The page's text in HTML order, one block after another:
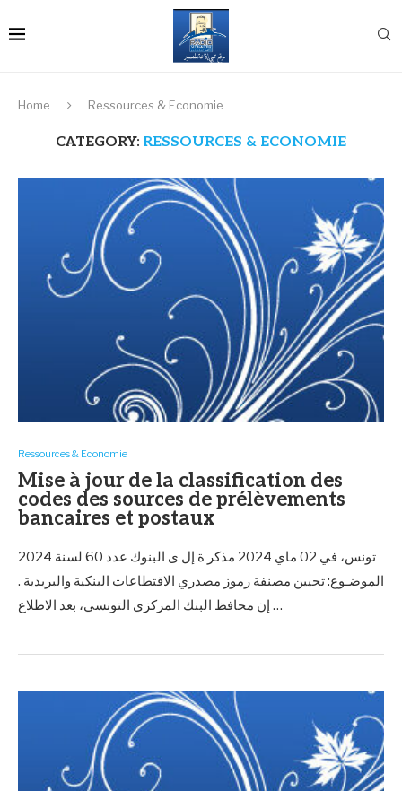
Home Ressources & Economie
CATEGORY: RESSOURCES & ECONOMIE
Ressources & Economie
Mise à jour de la classification des
codes des sources de prélèvements
bancaires et postaux
تونس، في 02 ماي 2024 مذكر ة إل ى البنوك عدد 60 لسنة 2024
الموضـوع: تحيين مصنفة رموز مصدري الاقتطاعات البنكية والبريدية .
إن محافظ البنك المركزي التونسي، بعد الاطلاع …